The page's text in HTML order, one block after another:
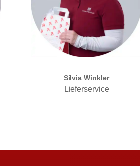
Silvia Winkler
Lieferservice